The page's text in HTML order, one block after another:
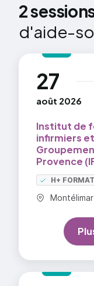
2
d'aide-
27
août 2026
au
Institut de
infirmiers
Provence
H+
Commune :